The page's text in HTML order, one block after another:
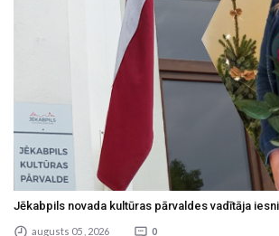
Jēkabpils novada kultūras pārvaldes vadītāja
augusts 05 , 2026 0